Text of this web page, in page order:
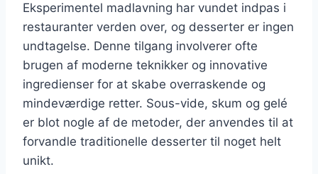
Eksperimentel madlavning har vundet indpas i
restauranter verden over, og desserter er ingen
undtagelse. Denne tilgang involverer ofte
brugen af moderne teknikker og innovative
ingredienser for at skabe overraskende og
mindeværdige retter. Sous-vide, skum og gelé
er blot nogle af de metoder, der anvendes til at
forvandle traditionelle desserter til noget helt
unikt.